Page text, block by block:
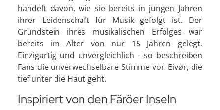
handelt davon, wie sie bereits in jungen Jahren
ihrer Leidenschaft für Musik gefolgt ist. Der
Grundstein ihres musikalischen Erfolges war
bereits im Alter von nur 15 Jahren gelegt.
Einzigartig und unvergleichlich - so beschreiben
Fans die unverwechselbare Stimme von Eivør, die
tief unter die Haut geht.
Inspiriert von den Färöer Inseln